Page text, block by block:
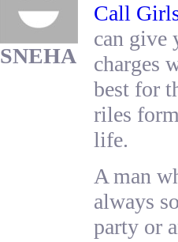
SNEHA
Call
can give
charges
best for
riles
life.
A man
always
party or